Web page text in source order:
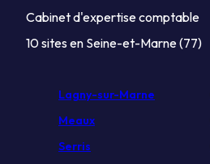
Cabinet d'expertise comptable
10 sites en Seine-et-Marne (77)
Lagny-sur-Marne
Meaux
Serris